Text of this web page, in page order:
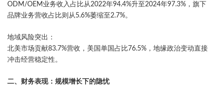
ODM/OEM业务收入占比从2022年94.4%升至2024年97.3%，旗下
品牌业务营收占比则从5.6%萎缩至2.7%。
​地域风险突出​：
北美市场贡献83.7%营收，美国单国占比76.5%，地缘政治变动直接
冲击经营稳定性。
​二、财务表现：规模增长下的隐忧